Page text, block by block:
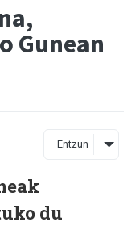
Gunean
Entzun
du